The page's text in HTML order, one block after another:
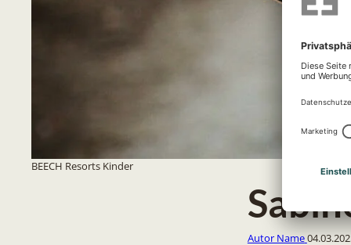
BEECH Resorts Kinder
Autor Name